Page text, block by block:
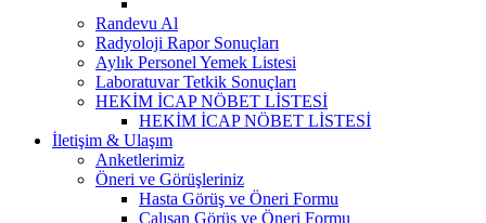
Randevu Al
Radyoloji Rapor Sonuçları
Aylık Personel Yemek Listesi
Laboratuvar Tetkik Sonuçları
HEKİM İCAP NÖBET LİSTESİ
HEKİM İCAP NÖBET LİSTESİ
İletişim & Ulaşım
Anketlerimiz
Öneri ve Görüşleriniz
Hasta Görüş ve Öneri Formu
Çalışan Görüş ve Öneri Formu